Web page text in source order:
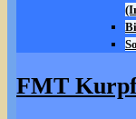
FMT